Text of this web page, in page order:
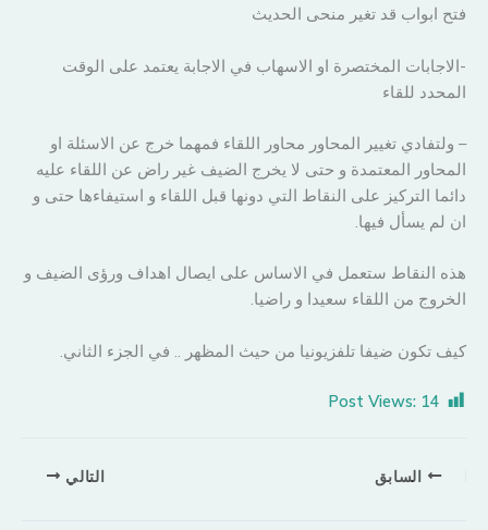
فتح ابواب قد تغير منحى الحديث
-الاجابات المختصرة او الاسهاب في الاجابة يعتمد على الوقت
المحدد للقاء
– ولتفادي تغيير المحاور محاور اللقاء فمهما خرج عن الاسئلة او
المحاور المعتمدة و حتى لا يخرج الضيف غير راض عن اللقاء عليه
دائما التركيز على النقاط التي دونها قبل اللقاء و استيفاءها حتى و
ان لم يسأل فيها.
هذه النقاط ستعمل في الاساس على ايصال اهداف ورؤى الضيف و
الخروج من اللقاء سعيدا و راضيا.
كيف تكون ضيفا تلفزيونيا من حيث المظهر .. في الجزء الثاني.
Post Views: 14
السابق التالي